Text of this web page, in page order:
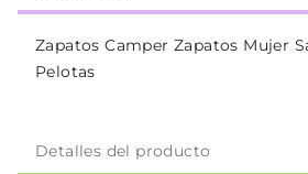
Zapatos Camper Zapatos Mujer
Pelotas
Detalles del producto